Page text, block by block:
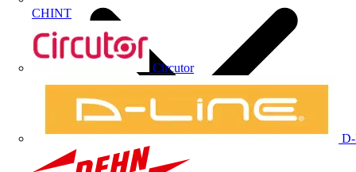
CHINT
Circutor